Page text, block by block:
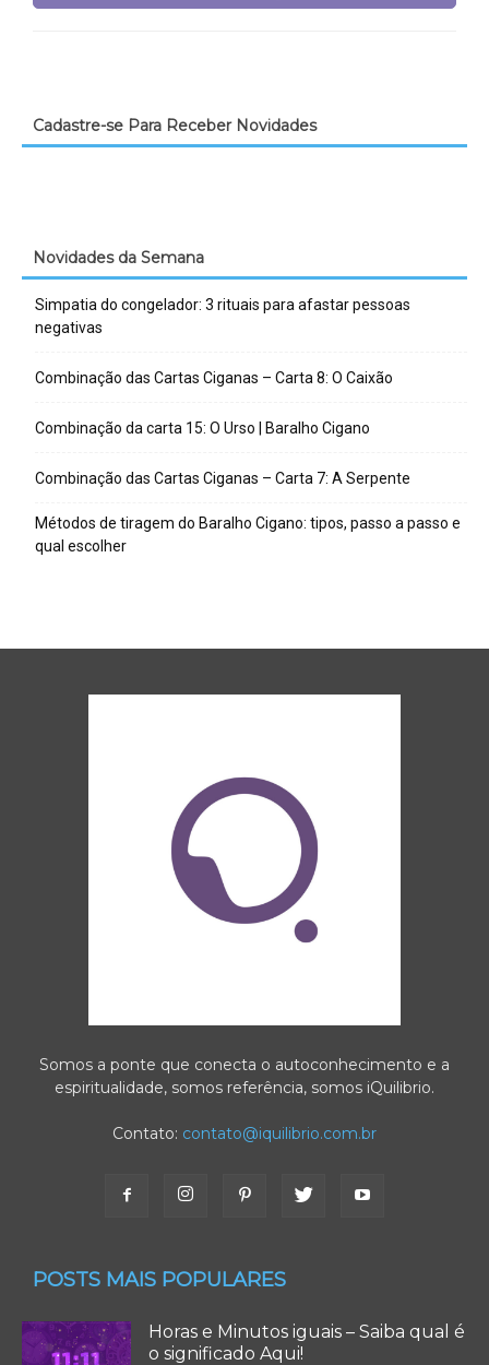
Cadastre-se Para Receber Novidades
Novidades da Semana
Simpatia do congelador: 3 rituais para afastar pessoas
negativas
Combinação das Cartas Ciganas – Carta 8: O Caixão
Combinação da carta 15: O Urso | Baralho Cigano
Combinação das Cartas Ciganas – Carta 7: A Serpente
Métodos de tiragem do Baralho Cigano: tipos, passo a passo e
qual escolher
Somos a ponte que conecta o autoconhecimento e a
espiritualidade, somos referência, somos iQuilibrio.
Contato: contato@iquilibrio.com.br
POSTS MAIS POPULARES
Horas e Minutos iguais – Saiba qual é
o significado Aqui!